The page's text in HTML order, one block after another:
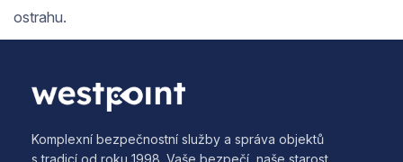
ostrahu.
Komplexní bezpečnostní služby a správa objektů
s tradicí od roku 1998. Vaše bezpečí, naše starost.